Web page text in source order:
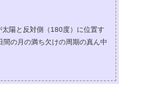
陽と反対側（180度）に位置す
の月の満ち欠けの周期の真ん中